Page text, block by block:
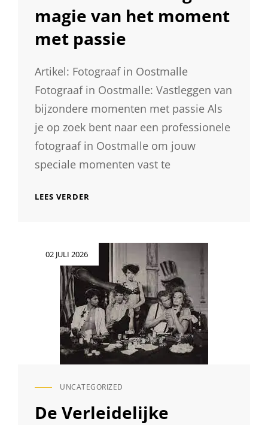
magie van het moment
met passie
Artikel: Fotograaf in Oostmalle
Fotograaf in Oostmalle: Vastleggen van
bijzondere momenten met passie Als
je op zoek bent naar een professionele
fotograaf in Oostmalle om jouw
speciale momenten vast te
LEES VERDER
VANG
MAGIE
VAN
HET
MOMENT
MET
PASSIE
02 JULI 2026
CAT
UNCATEGORIZED
De Verleidelijke